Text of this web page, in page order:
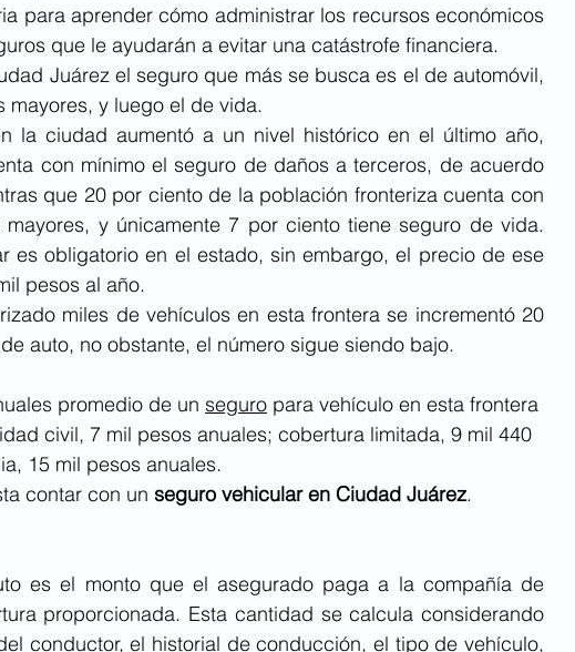
para aprender cómo administrar los recursos económicos
que le ayudarán a evitar una catástrofe financiera.
Juárez el seguro que más se busca es el de automóvil,
y luego el de vida.
la ciudad aumentó a un nivel histórico en el último año,
con mínimo el seguro de daños a terceros, de acuerdo
que 20 por ciento de la población fronteriza cuenta con
y únicamente 7 por ciento tiene seguro de vida.
es obligatorio en el estado, sin embargo, el precio de ese
pesos al año.
miles de vehículos en esta frontera se incrementó 20
auto, no obstante, el número sigue siendo bajo.
promedio de un seguro para vehículo en esta frontera
civil, 7 mil pesos anuales; cobertura limitada, 9 mil 440
15 mil pesos anuales.
contar con un seguro vehicular en Ciudad Juárez.
es el monto que el asegurado paga a la compañía de
proporcionada. Esta cantidad se calcula considerando
conductor, el historial de conducción, el tipo de vehículo,